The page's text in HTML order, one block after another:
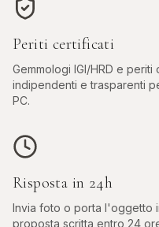
Periti certificati
Gemmologi IGI/HRD e periti
indipendenti e trasparenti
PC.
Risposta in 24h
Invia foto o porta l'oggetto
proposta scritta entro 24